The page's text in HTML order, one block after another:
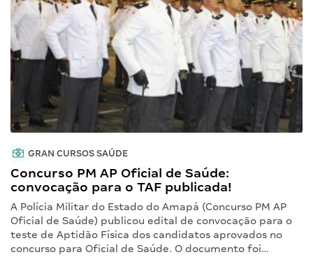
GRAN CURSOS SAÚDE
Concurso PM AP Oficial de Saúde:
convocação para o TAF publicada!
A Polícia Militar do Estado do Amapá (Concurso PM AP
Oficial de Saúde) publicou edital de convocação para o
teste de Aptidão Física dos candidatos aprovados no
concurso para Oficial de Saúde. O documento foi…